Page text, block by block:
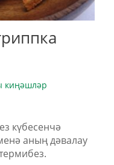
киңәшләр
күбесенчә
аның дәвалау